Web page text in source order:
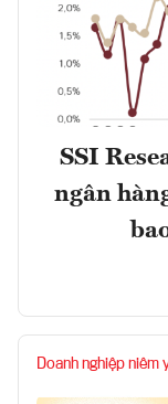
SSI
ngân
Doanh nghiệp niêm